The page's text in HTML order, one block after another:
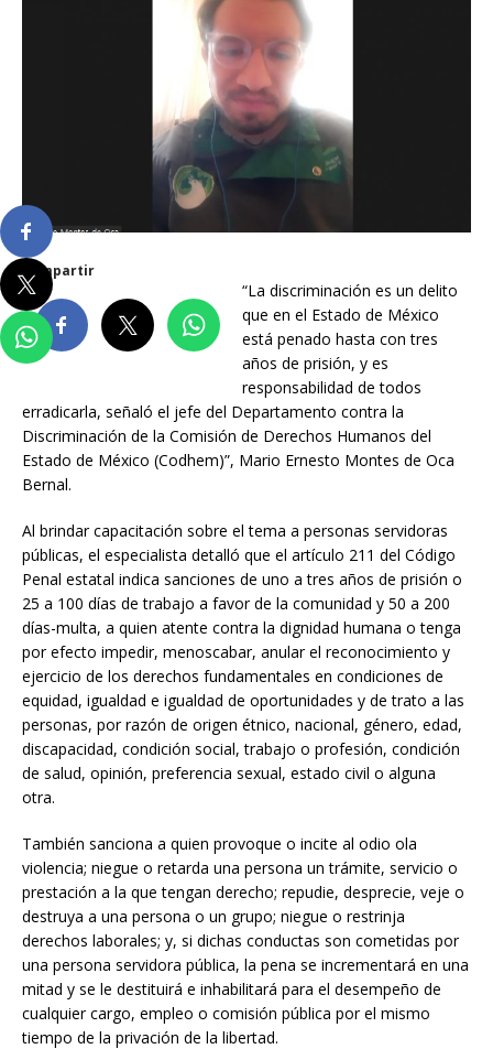
Compartir
“La discriminación es un delito
que en el Estado de México
está penado hasta con tres
años de prisión, y es
responsabilidad de todos
erradicarla, señaló el jefe del Departamento contra la
Discriminación de la Comisión de Derechos Humanos del
Estado de México (Codhem)”, Mario Ernesto Montes de Oca
Bernal.
Al brindar capacitación sobre el tema a personas servidoras
públicas, el especialista detalló que el artículo 211 del Código
Penal estatal indica sanciones de uno a tres años de prisión o
25 a 100 días de trabajo a favor de la comunidad y 50 a 200
días-multa, a quien atente contra la dignidad humana o tenga
por efecto impedir, menoscabar, anular el reconocimiento y
ejercicio de los derechos fundamentales en condiciones de
equidad, igualdad e igualdad de oportunidades y de trato a las
personas, por razón de origen étnico, nacional, género, edad,
discapacidad, condición social, trabajo o profesión, condición
de salud, opinión, preferencia sexual, estado civil o alguna
otra.
También sanciona a quien provoque o incite al odio ola
violencia; niegue o retarda una persona un trámite, servicio o
prestación a la que tengan derecho; repudie, desprecie, veje o
destruya a una persona o un grupo; niegue o restrinja
derechos laborales; y, si dichas conductas son cometidas por
una persona servidora pública, la pena se incrementará en una
mitad y se le destituirá e inhabilitará para el desempeño de
cualquier cargo, empleo o comisión pública por el mismo
tiempo de la privación de la libertad.